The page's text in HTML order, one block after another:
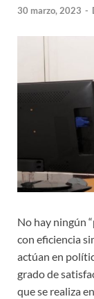
30 marzo, 2023 -
No hay ningún
con eficiencia
actúan en
grado de
que se realiza